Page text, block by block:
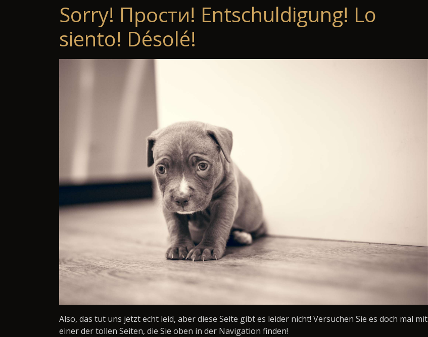
Sorry! Прости! Entschuldigung! Lo
siento! Désolé!
Also, das tut uns jetzt echt leid, aber diese Seite gibt es leider nicht! Versuchen Sie es doch mal mit
einer der tollen Seiten, die Sie oben in der Navigation finden!